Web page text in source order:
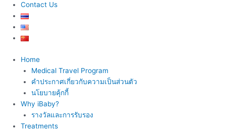
Contact Us
Home
Medical Travel Program
คำประกาศเกี่ยวกับความเป็นส่วนตัว
นโยบายคุ้กกี้
Why iBaby?
รางวัลและการรับรอง
Treatments